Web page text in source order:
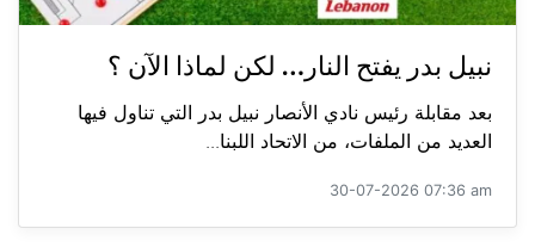
نبيل بدر يفتح النار… لكن لماذا الآن ؟
بعد مقابلة رئيس نادي الأنصار نبيل بدر التي تناول فيها
العديد من الملفات، من الاتحاد اللبنا...
30-07-2026 07:36 am